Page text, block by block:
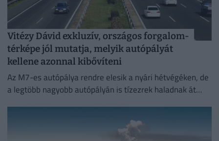
Vitézy Dávid exkluzív, országos forgalom-
térképe jól mutatja, melyik autópályát
kellene azonnal kibővíteni
Az M7-es autópálya rendre elesik a nyári hétvégéken, de
a legtöbb nagyobb autópályán is tízezrek haladnak át